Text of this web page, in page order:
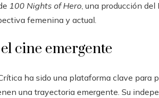
100 Nights of Hero, una producción
femenina y actual.
cine emergente
ha sido una plataforma clave para
una trayectoria emergente. Su